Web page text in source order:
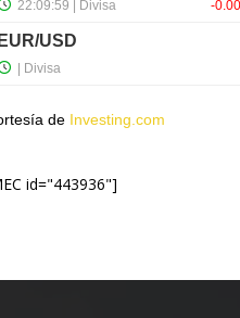
de Investing.com
id="443936"]